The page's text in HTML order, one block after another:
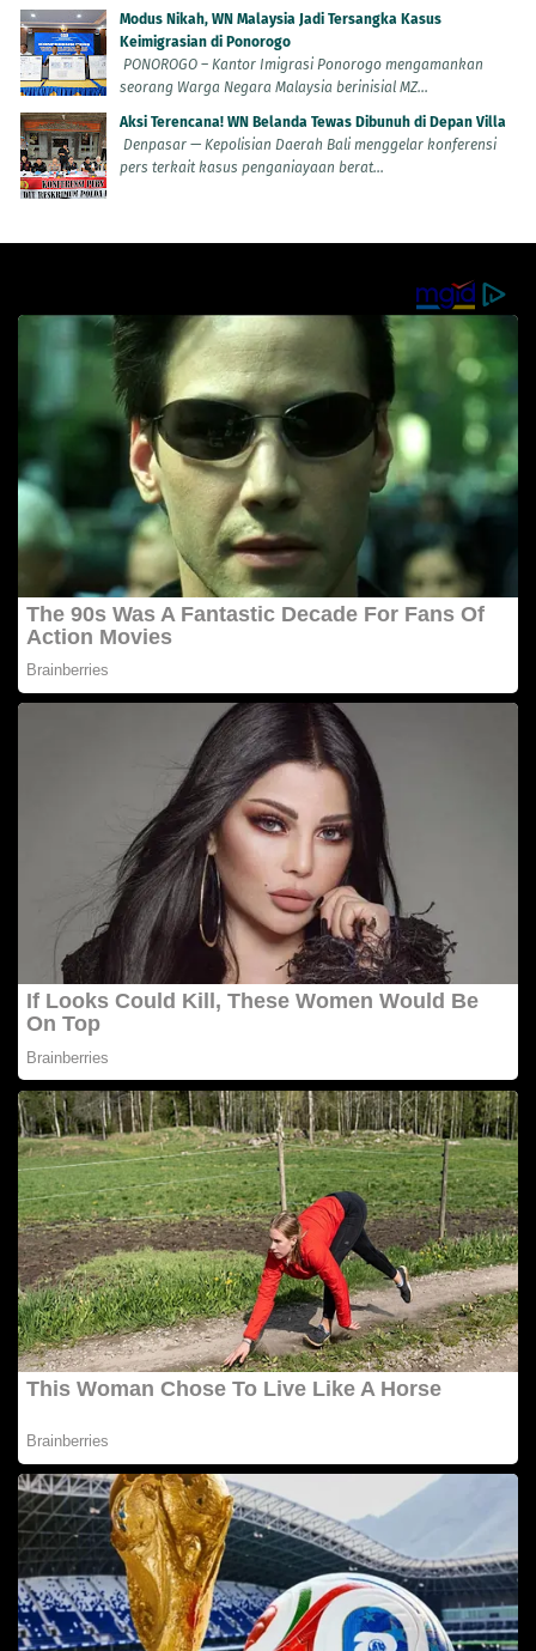
Modus Nikah, WN Malaysia Jadi Tersangka Kasus
Keimigrasian di Ponorogo
PONOROGO – Kantor Imigrasi Ponorogo mengamankan
seorang Warga Negara Malaysia berinisial MZ...
Aksi Terencana! WN Belanda Tewas Dibunuh di Depan Villa
Denpasar — Kepolisian Daerah Bali menggelar konferensi
pers terkait kasus penganiayaan berat...